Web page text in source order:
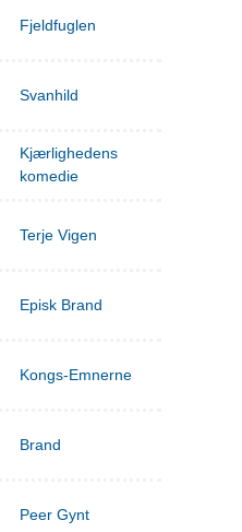
Fjeldfuglen
Svanhild
Kjærlighedens
komedie
Terje Vigen
Episk Brand
Kongs-Emnerne
Brand
Peer Gynt